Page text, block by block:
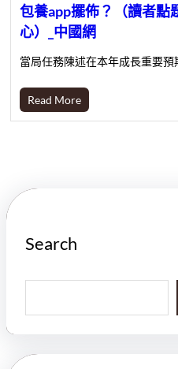
包養app擺佈？（讀者點
心）_中國網
當局任務陳述在本年成長重要
Read More
Search
a
h